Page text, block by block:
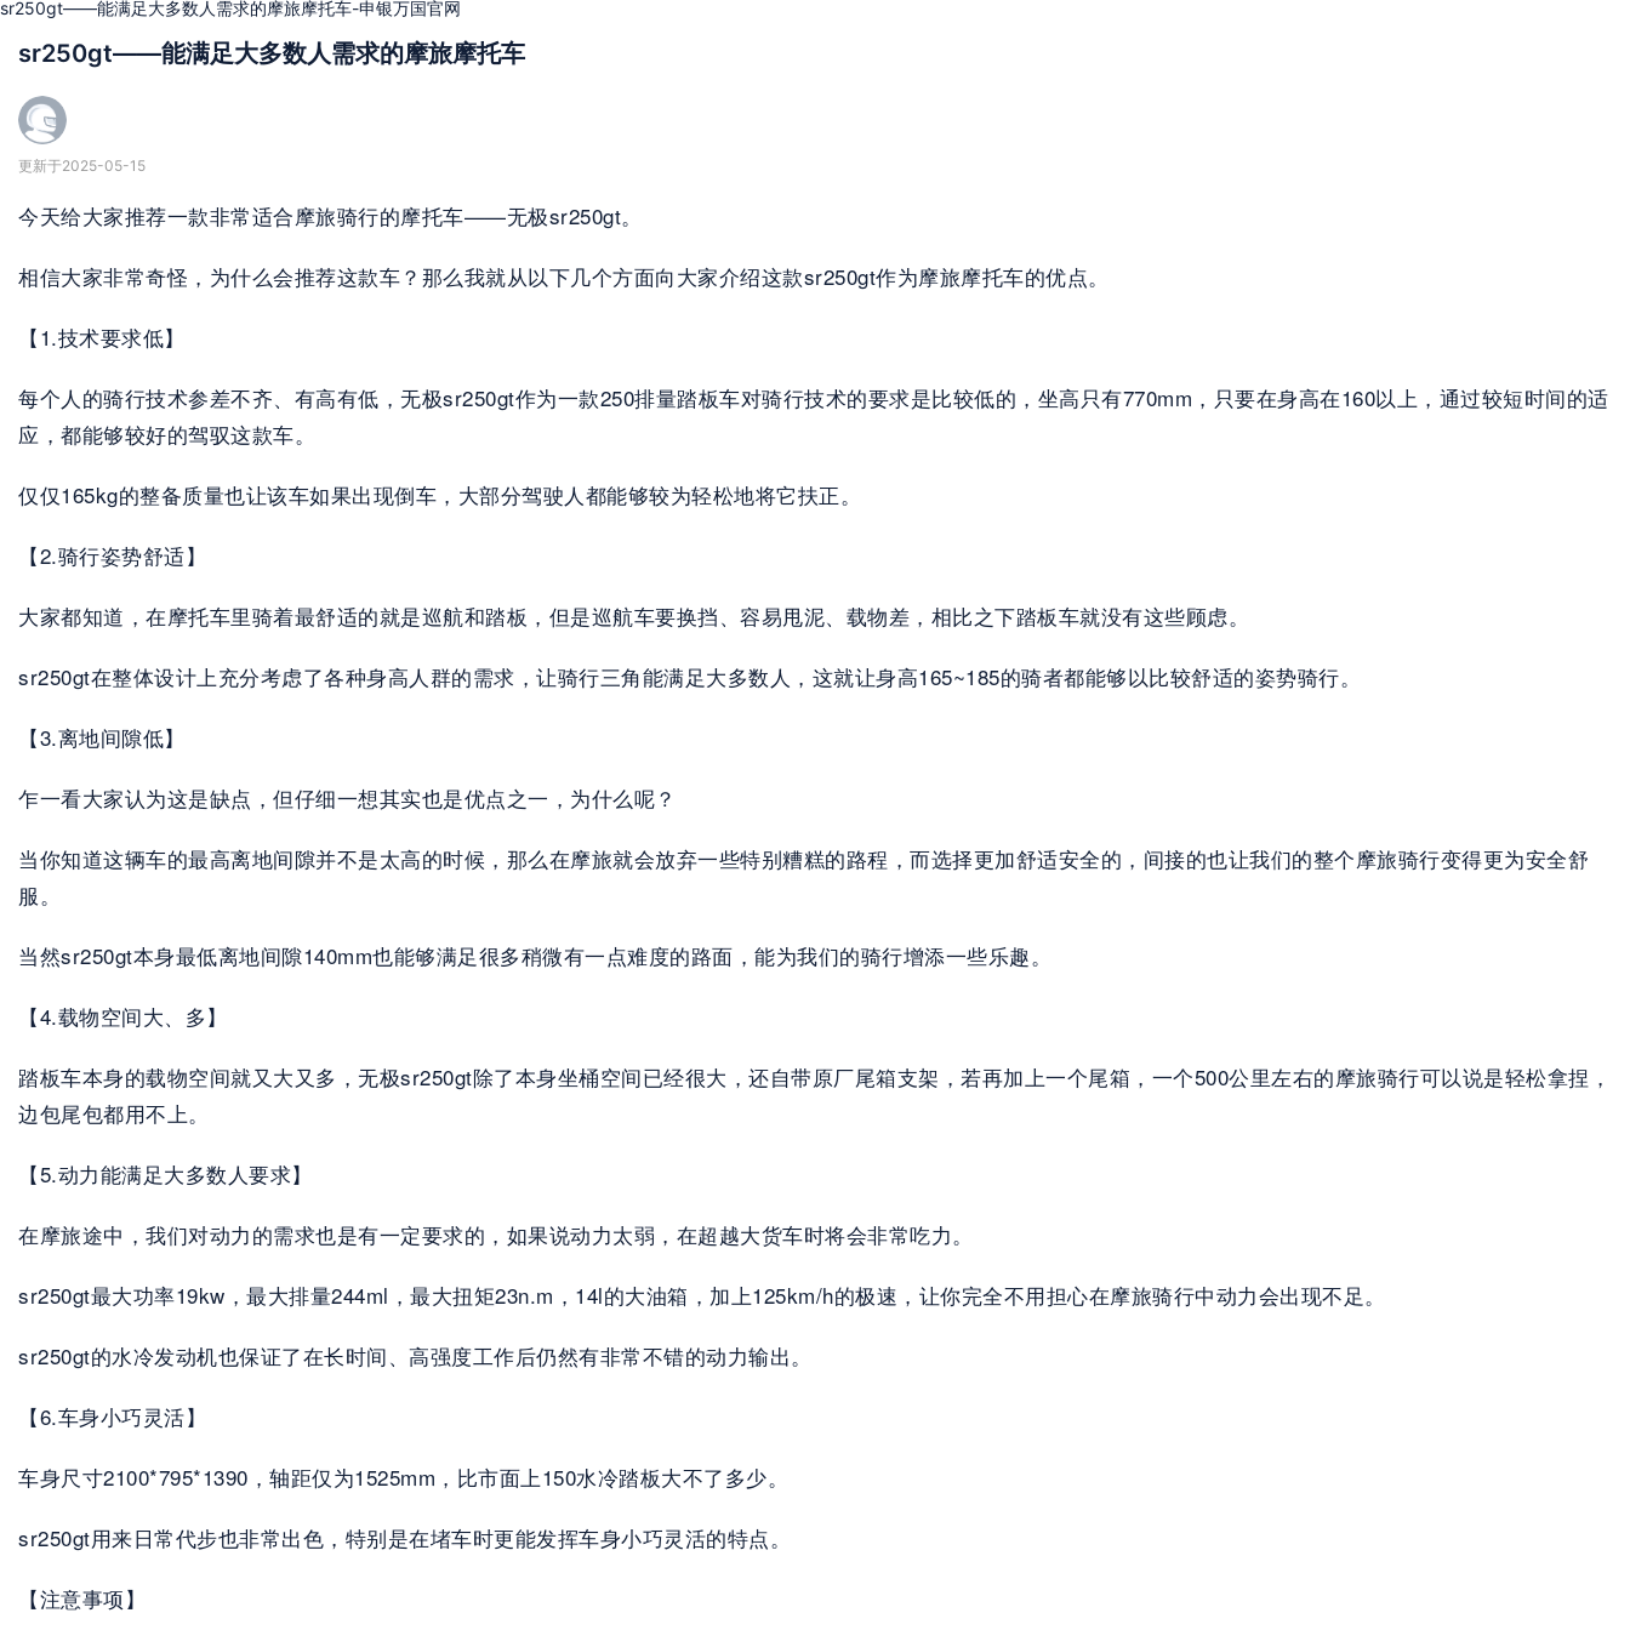
sr250gt——能满足大多数人需求的摩旅摩托车-申银万国官网
sr250gt——能满足大多数人需求的摩旅摩托车
更新于2025-05-15
今天给大家推荐一款非常适合摩旅骑行的摩托车——无极sr250gt。
相信大家非常奇怪，为什么会推荐这款车？那么我就从以下几个方面向大家介绍这款sr250gt作为摩旅摩托车的优点。
【1.技术要求低】
每个人的骑行技术参差不齐、有高有低，无极sr250gt作为一款250排量踏板车对骑行技术的要求是比较低的，坐高只有770mm，只要在身高在160以上，通过较短时间的适
应，都能够较好的驾驭这款车。
仅仅165kg的整备质量也让该车如果出现倒车，大部分驾驶人都能够较为轻松地将它扶正。
【2.骑行姿势舒适】
大家都知道，在摩托车里骑着最舒适的就是巡航和踏板，但是巡航车要换挡、容易甩泥、载物差，相比之下踏板车就没有这些顾虑。
sr250gt在整体设计上充分考虑了各种身高人群的需求，让骑行三角能满足大多数人，这就让身高165~185的骑者都能够以比较舒适的姿势骑行。
【3.离地间隙低】
乍一看大家认为这是缺点，但仔细一想其实也是优点之一，为什么呢？
当你知道这辆车的最高离地间隙并不是太高的时候，那么在摩旅就会放弃一些特别糟糕的路程，而选择更加舒适安全的，间接的也让我们的整个摩旅骑行变得更为安全舒
服。
当然sr250gt本身最低离地间隙140mm也能够满足很多稍微有一点难度的路面，能为我们的骑行增添一些乐趣。
【4.载物空间大、多】
踏板车本身的载物空间就又大又多，无极sr250gt除了本身坐桶空间已经很大，还自带原厂尾箱支架，若再加上一个尾箱，一个500公里左右的摩旅骑行可以说是轻松拿捏，
边包尾包都用不上。
【5.动力能满足大多数人要求】
在摩旅途中，我们对动力的需求也是有一定要求的，如果说动力太弱，在超越大货车时将会非常吃力。
sr250gt最大功率19kw，最大排量244ml，最大扭矩23n.m，14l的大油箱，加上125km/h的极速，让你完全不用担心在摩旅骑行中动力会出现不足。
sr250gt的水冷发动机也保证了在长时间、高强度工作后仍然有非常不错的动力输出。
【6.车身小巧灵活】
车身尺寸2100*795*1390，轴距仅为1525mm，比市面上150水冷踏板大不了多少。
sr250gt用来日常代步也非常出色，特别是在堵车时更能发挥车身小巧灵活的特点。
【注意事项】